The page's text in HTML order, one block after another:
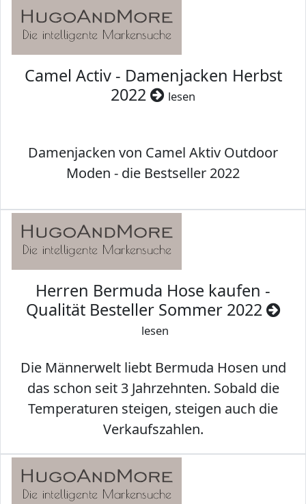
Camel Activ - Damenjacken Herbst
2022
lesen
Damenjacken von Camel Aktiv Outdoor
Moden - die Bestseller 2022
Herren Bermuda Hose kaufen -
Qualität Besteller Sommer 2022
lesen
Die Männerwelt liebt Bermuda Hosen und
das schon seit 3 Jahrzehnten. Sobald die
Temperaturen steigen, steigen auch die
Verkaufszahlen.